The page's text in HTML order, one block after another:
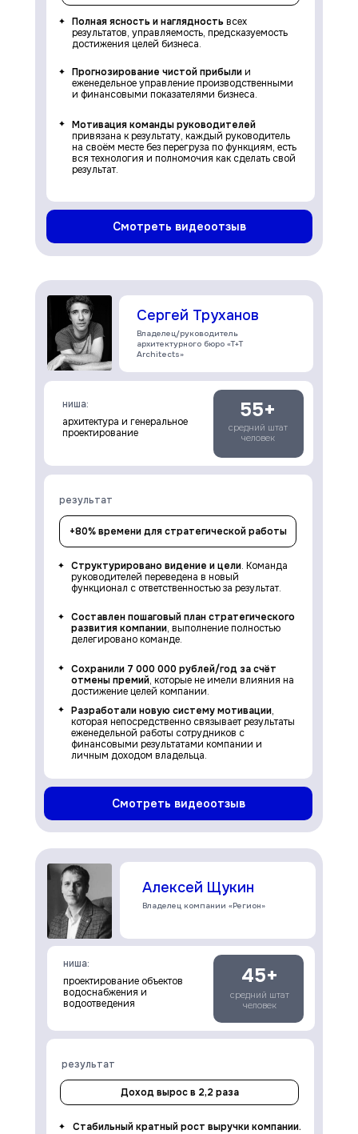
Полная ясность и наглядностьвсех
результатов, управляемость, предсказуемость
достижения целей бизнеса.
Прогнозирование чистой прибылии
еженедельное управление производственными
и финансовыми показателями бизнеса.
Мотивация команды руководителей
привязана к результату, каждый руководитель
на своём месте без перегруза по функциям, есть
вся технология и полномочия как сделать свой
результат.
Смотреть видеоотзыв
результат
+80% времени для стратегической работы
Структурировано видение и цели. Команда
руководителей переведена в новый
функционал с ответственностью за результат.
Составлен пошаговый план стратегического
развития компании, выполнение полностью
делегировано команде.
Сохранили 7 000 000 рублей/год за счёт
отмены премий, которые не имели влияния на
достижение целей компании.
Разработали новую систему мотивации,
которая непосредственно связывает результаты
еженедельной работы сотрудников с
финансовыми результатами компании и
личным доходом владельца.
Смотреть видеоотзыв
ниша:
архитектура и генеральное
проектирование
средний штат
человек
55+
Владелец/руководитель
архитектурного бюро «Т+Т
Architects»
Сергей Труханов
средний штат
человек
45+
ниша:
проектирование объектов
водоснабжения и
водоотведения
Владелец компании «Регион»
Алексей Щукин
результат
Доход вырос в 2,2 раза
Стабильный кратный рост выручки компании.